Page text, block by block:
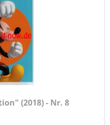
(2018) - Nr. 8